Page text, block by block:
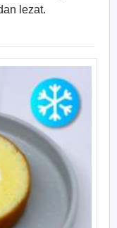
lezat.